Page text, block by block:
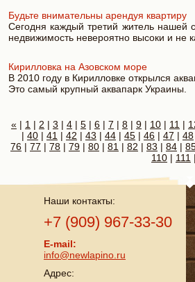
Будьте внимательны арендуя квартиру
Сегодня каждый третий житель нашей
недвижимость невероятно высоки и не
Кирилловка на Азовском море
В 2010 году в Кирилловке открылся
Это самый крупный аквапарк Украины.
« | 1 | 2 | 3 | 4 | 5 | 6 | 7 | 8 | 9 | 10 | 11 |
| 40 | 41 | 42 | 43 | 44 | 45 | 46 | 47 | 48
76 | 77 | 78 | 79 | 80 | 81 | 82 | 83 | 84 |
110 | 111 |
Наши контакты:
+7 (909) 967-33-30
E-mail:
info@newlapino.ru
Адрес: